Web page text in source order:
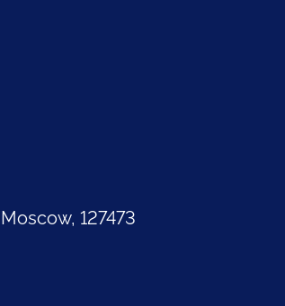
127473